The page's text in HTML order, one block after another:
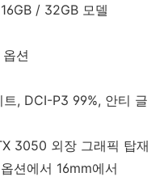
/ 32GB 모델
션
, DCI-P3 99%, 안티 글
3050 외장 그래픽 탑재
션에서 16mm에서